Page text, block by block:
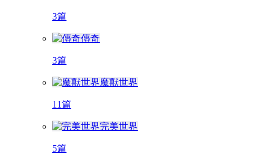
3篇
傳奇
3篇
魔獸世界
11篇
完美世界
5篇